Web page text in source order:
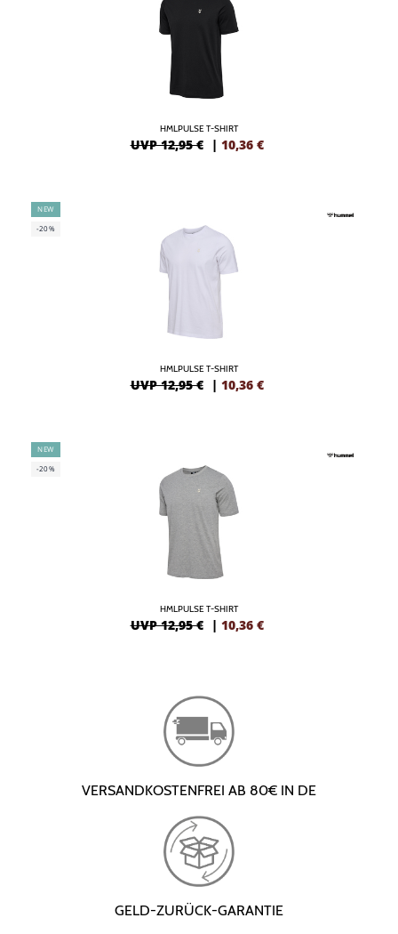
HMLPULSE T-SHIRT
UVP 12,95 € | 10,36 €
NEW
-20%
HMLPULSE T-SHIRT
UVP 12,95 € | 10,36 €
NEW
-20%
HMLPULSE T-SHIRT
UVP 12,95 € | 10,36 €
VERSANDKOSTENFREI AB 80€ IN DE
GELD-ZURÜCK-GARANTIE